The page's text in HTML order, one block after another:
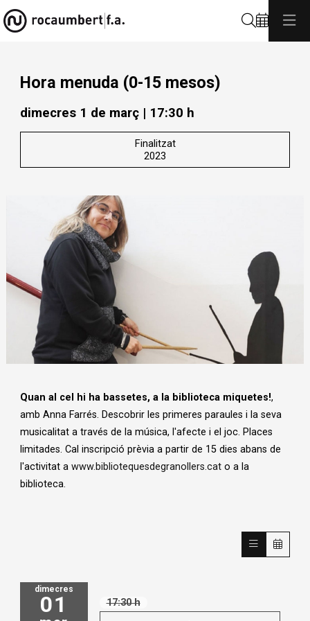
Hora menuda (0-15 mesos)
dimecres 1 de març | 17:30 h
Finalitzat
2023
Quan al cel hi ha bassetes, a la biblioteca miquetes!,
amb Anna Farrés. Descobrir les primeres paraules i la seva
musicalitat a través de la música, l'afecte i el joc. Places
limitades. Cal inscripció prèvia a partir de 15 dies abans de
l'activitat a www.bibliotequesdegranollers.cat o a la
biblioteca.
dimecres
01 17:30 h